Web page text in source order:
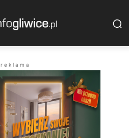
r e k l a m a